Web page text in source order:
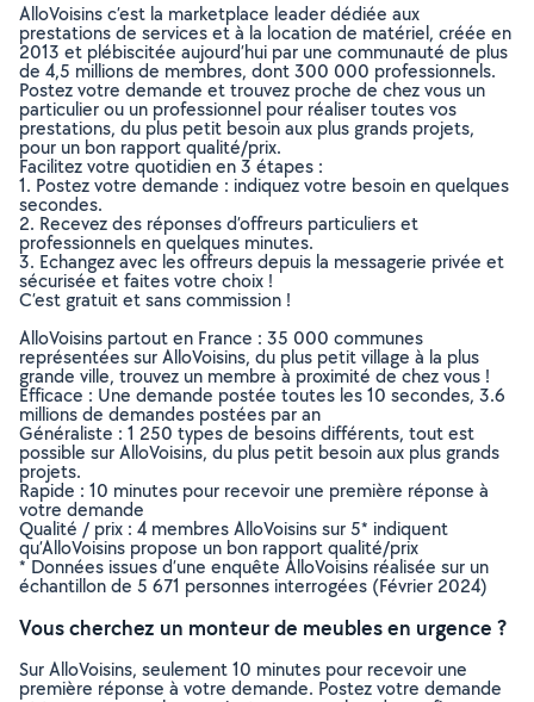
AlloVoisins c’est la marketplace leader dédiée aux
prestations de services et à la location de matériel, créée en
2013 et plébiscitée aujourd’hui par une communauté de plus
de 4,5 millions de membres, dont 300 000 professionnels.
Postez votre demande et trouvez proche de chez vous un
particulier ou un professionnel pour réaliser toutes vos
prestations, du plus petit besoin aux plus grands projets,
pour un bon rapport qualité/prix.
Facilitez votre quotidien en 3 étapes :
1. Postez votre demande : indiquez votre besoin en quelques
secondes.
2. Recevez des réponses d’offreurs particuliers et
professionnels en quelques minutes.
3. Echangez avec les offreurs depuis la messagerie privée et
sécurisée et faites votre choix !
C’est gratuit et sans commission !
AlloVoisins partout en France : 35 000 communes
représentées sur AlloVoisins, du plus petit village à la plus
grande ville, trouvez un membre à proximité de chez vous !
Efficace : Une demande postée toutes les 10 secondes, 3.6
millions de demandes postées par an
Généraliste : 1 250 types de besoins différents, tout est
possible sur AlloVoisins, du plus petit besoin aux plus grands
projets.
Rapide : 10 minutes pour recevoir une première réponse à
votre demande
Qualité / prix : 4 membres AlloVoisins sur 5* indiquent
qu’AlloVoisins propose un bon rapport qualité/prix
* Données issues d’une enquête AlloVoisins réalisée sur un
échantillon de 5 671 personnes interrogées (Février 2024)
Vous cherchez un monteur de meubles en urgence ?
Sur AlloVoisins, seulement 10 minutes pour recevoir une
première réponse à votre demande. Postez votre demande